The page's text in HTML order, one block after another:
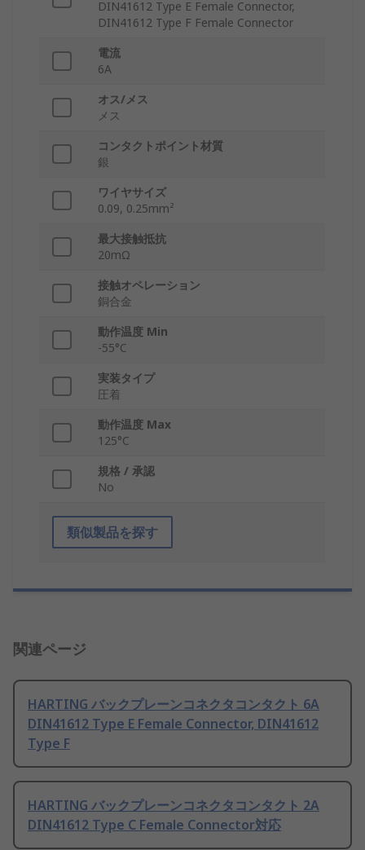
DIN41612 Type E Female Connector,
DIN41612 Type F Female Connector
電流
6A
オス/メス
メス
コンタクトポイント材質
銀
ワイヤサイズ
0.09, 0.25mm²
最大接触抵抗
20mΩ
接触オペレーション
銅合金
動作温度 Min
-55°C
実装タイプ
圧着
動作温度 Max
125°C
規格 / 承認
No
類似製品を探す
関連ページ
HARTING バックプレーンコネクタコンタクト 6A
DIN41612 Type E Female Connector, DIN41612
Type F
HARTING バックプレーンコネクタコンタクト 2A
DIN41612 Type C Female Connector対応